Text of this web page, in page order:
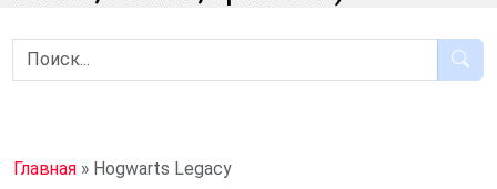
Главная » Hogwarts Legacy